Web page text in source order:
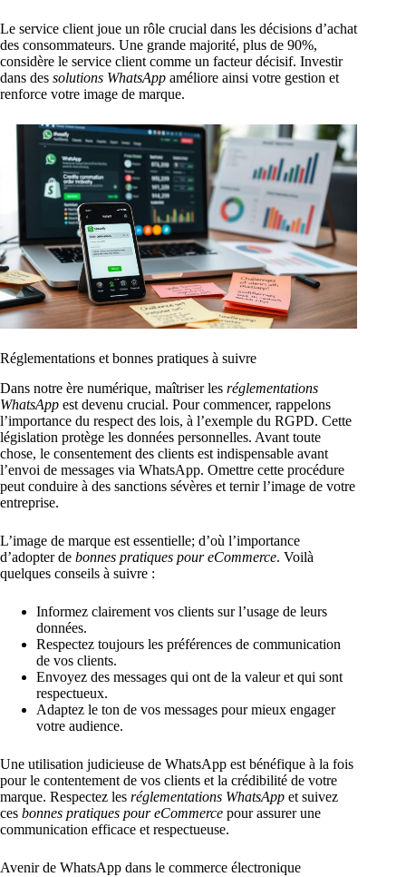
Le service client joue un rôle crucial dans les décisions d’achat
des consommateurs. Une grande majorité, plus de 90%,
considère le service client comme un facteur décisif. Investir
dans des solutions WhatsApp améliore ainsi votre gestion et
renforce votre image de marque.
Réglementations et bonnes pratiques à suivre
Dans notre ère numérique, maîtriser les réglementations
WhatsApp est devenu crucial. Pour commencer, rappelons
l’importance du respect des lois, à l’exemple du RGPD. Cette
législation protège les données personnelles. Avant toute
chose, le consentement des clients est indispensable avant
l’envoi de messages via WhatsApp. Omettre cette procédure
peut conduire à des sanctions sévères et ternir l’image de votre
entreprise.
L’image de marque est essentielle; d’où l’importance
d’adopter de bonnes pratiques pour eCommerce. Voilà
quelques conseils à suivre :
Informez clairement vos clients sur l’usage de leurs
données.
Respectez toujours les préférences de communication
de vos clients.
Envoyez des messages qui ont de la valeur et qui sont
respectueux.
Adaptez le ton de vos messages pour mieux engager
votre audience.
Une utilisation judicieuse de WhatsApp est bénéfique à la fois
pour le contentement de vos clients et la crédibilité de votre
marque. Respectez les réglementations WhatsApp et suivez
ces bonnes pratiques pour eCommerce pour assurer une
communication efficace et respectueuse.
Avenir de WhatsApp dans le commerce électronique